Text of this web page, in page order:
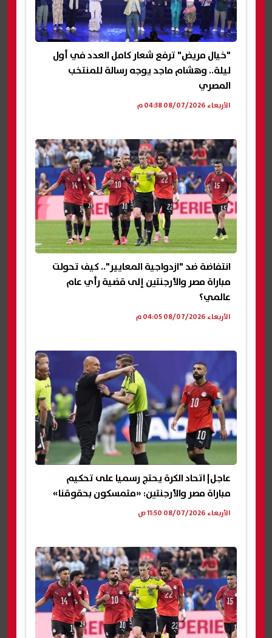
"خيال مريض" ترفع شعار كامل العدد في أول
ليلة.. وهشام ماجد يوجه رسالة للمنتخب
المصري
الأربعاء 08/07/2026 04:38 م
انتفاضة ضد "ازدواجية المعايير".. كيف تحولت
مباراة مصر والأرجنتين إلى قضية رأي عام
عالمي؟
الأربعاء 08/07/2026 04:05 م
عاجل| اتحاد الكرة يحتج رسميا على تحكيم
مباراة مصر والأرجنتين: «متمسكون بحقوقنا»
الأربعاء 08/07/2026 11:50 ص